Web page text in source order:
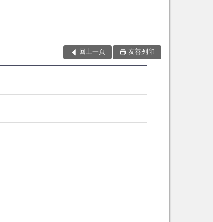
回上一頁 友善列印